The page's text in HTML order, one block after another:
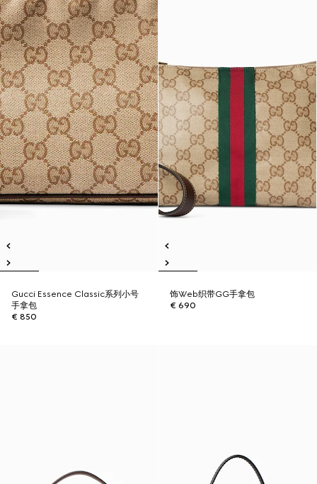
Gucci Essence Classic系列小号
手拿包
€ 850
饰Web织带GG手拿包
€ 690